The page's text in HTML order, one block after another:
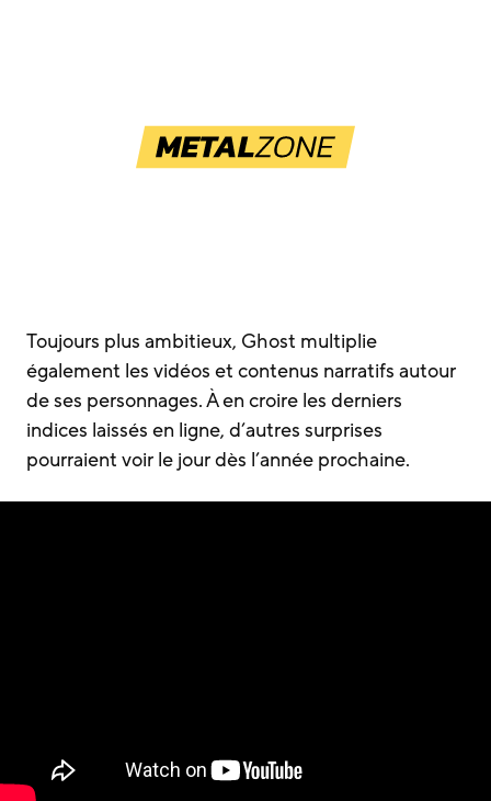
Toujours plus ambitieux, Ghost multiplie
également les vidéos et contenus narratifs autour
de ses personnages. À en croire les derniers
indices laissés en ligne, d’autres surprises
pourraient voir le jour dès l’année prochaine.